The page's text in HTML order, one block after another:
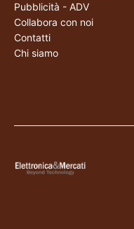
Pubblicità - ADV
Collabora con noi
Contatti
Chi siamo